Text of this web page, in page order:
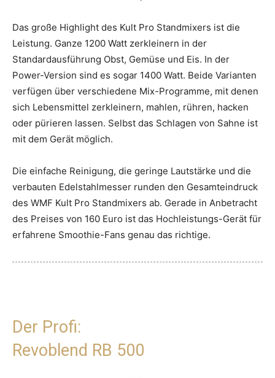
Das große Highlight des Kult Pro Standmixers ist die
Leistung. Ganze 1200 Watt zerkleinern in der
Standardausführung Obst, Gemüse und Eis. In der
Power-Version sind es sogar 1400 Watt. Beide Varianten
verfügen über verschiedene Mix-Programme, mit denen
sich Lebensmittel zerkleinern, mahlen, rühren, hacken
oder pürieren lassen. Selbst das Schlagen von Sahne ist
mit dem Gerät möglich.
Die einfache Reinigung, die geringe Lautstärke und die
verbauten Edelstahlmesser runden den Gesamteindruck
des WMF Kult Pro Standmixers ab. Gerade in Anbetracht
des Preises von 160 Euro ist das Hochleistungs-Gerät für
erfahrene Smoothie-Fans genau das richtige.
Der Profi:
Revoblend RB 500